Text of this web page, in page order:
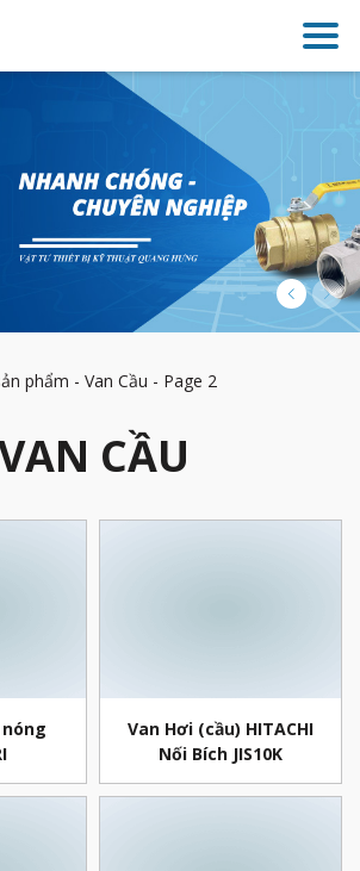
phẩm - Van Cầu - Page 2
CẦU
Van Hơi (cầu) HITACHI
Nối Bích JIS10K
M10KFGO